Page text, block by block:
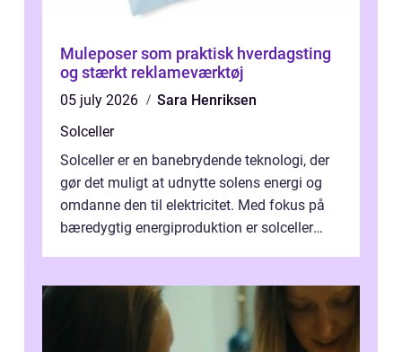
Muleposer som praktisk hverdagsting
og stærkt reklameværktøj
05 july 2026
Sara Henriksen
Solceller
Solceller er en banebrydende teknologi, der
gør det muligt at udnytte solens energi og
omdanne den til elektricitet. Med fokus på
bæredygtig energiproduktion er solceller